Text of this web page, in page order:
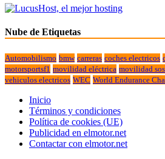
Nube de Etiquetas
Automobilismo bmw carreras coches electricos
motorsportsf1 movilidad eléctrica movilidad
vehiculos electricos WEC World Endurance
Inicio
Términos y condiciones
Política de cookies (UE)
Publicidad en elmotor.net
Contactar con elmotor.net